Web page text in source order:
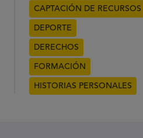
CAPTACIÓN DE RECURSOS
DEPORTE
DERECHOS
FORMACIÓN
HISTORIAS PERSONALES